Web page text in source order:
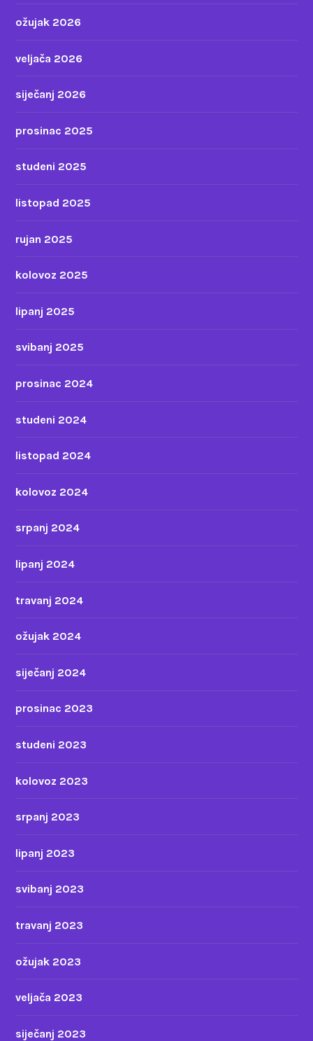
ožujak 2026
veljača 2026
siječanj 2026
prosinac 2025
studeni 2025
listopad 2025
rujan 2025
kolovoz 2025
lipanj 2025
svibanj 2025
prosinac 2024
studeni 2024
listopad 2024
kolovoz 2024
srpanj 2024
lipanj 2024
travanj 2024
ožujak 2024
siječanj 2024
prosinac 2023
studeni 2023
kolovoz 2023
srpanj 2023
lipanj 2023
svibanj 2023
travanj 2023
ožujak 2023
veljača 2023
siječanj 2023